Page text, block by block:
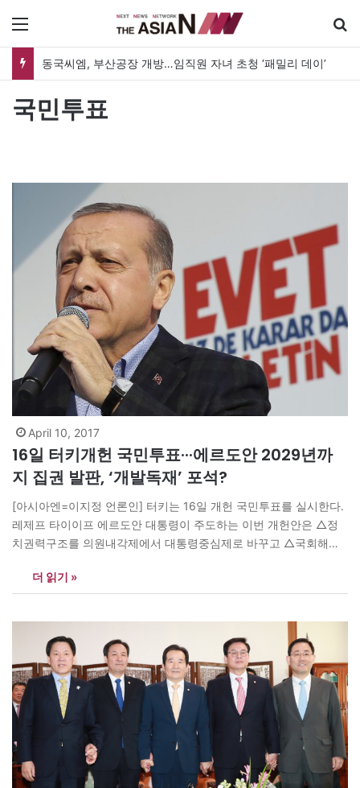
동국씨엠, 부산공장 개방…임직원 자녀 초청 ‘패밀리 데이’
국민투표
April 10, 2017
16일 터키개헌 국민투표···에르도안 2029년까
지 집권 발판, ‘개발독재’ 포석?
[아시아엔=이지정 언론인] 터키는 16일 개헌 국민투표를 실시한다.
레제프 타이이프 에르도안 대통령이 주도하는 이번 개헌안은 △정
치권력구조를 의원내각제에서 대통령중심제로 바꾸고 △국회해산
통과되면 에르도안 대통령이 최장 2029년까지 집권할 발판을 마련
더 읽기 »